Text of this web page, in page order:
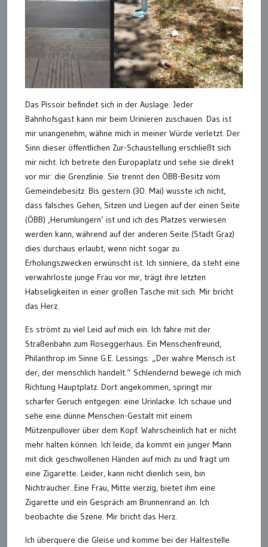
Das Pissoir befindet sich in der Auslage. Jeder
Bahnhofsgast kann mir beim Urinieren zuschauen. Das ist
mir unangenehm, wähne mich in meiner Würde verletzt. Der
Sinn dieser öffentlichen Zur-Schaustellung erschließt sich
mir nicht. Ich betrete den Europaplatz und sehe sie direkt
vor mir: die Grenzlinie. Sie trennt den ÖBB-Besitz vom
Gemeindebesitz. Bis gestern (30. Mai) wusste ich nicht,
dass falsches Gehen, Sitzen und Liegen auf der einen Seite
(ÖBB) ‚Herumlungern‘ ist und ich des Platzes verwiesen
werden kann, während auf der anderen Seite (Stadt Graz)
dies durchaus erlaubt, wenn nicht sogar zu
Erholungszwecken erwünscht ist. Ich sinniere, da steht eine
verwahrloste junge Frau vor mir, trägt ihre letzten
Habseligkeiten in einer großen Tasche mit sich. Mir bricht
das Herz.
Es strömt zu viel Leid auf mich ein. Ich fahre mit der
Straßenbahn zum Roseggerhaus. Ein Menschenfreund,
Philanthrop im Sinne G.E. Lessings: „Der wahre Mensch ist
der, der menschlich handelt.“ Schlendernd bewege ich mich
Richtung Hauptplatz. Dort angekommen, springt mir
scharfer Geruch entgegen: eine Urinlacke. Ich schaue und
sehe eine dünne Menschen-Gestalt mit einem
Mützenpullover über dem Kopf. Wahrscheinlich hat er nicht
mehr halten können. Ich leide, da kommt ein junger Mann
mit dick geschwollenen Händen auf mich zu und fragt um
eine Zigarette. Leider, kann nicht dienlich sein, bin
Nichtraucher. Eine Frau, Mitte vierzig, bietet ihm eine
Zigarette und ein Gespräch am Brunnenrand an. Ich
beobachte die Szene. Mir bricht das Herz.
Ich überquere die Gleise und komme bei der Haltestelle